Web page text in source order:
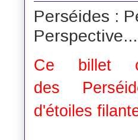
Perséides :
Perspective...
Ce billet
des
d'étoiles